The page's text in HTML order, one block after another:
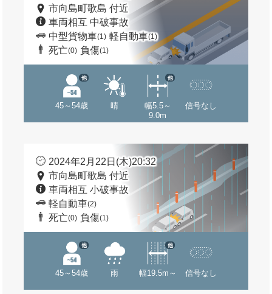
市向島町歌島 付近
車両相互 中破事故
中型貨物車(1) 軽自動車(1)
死亡(0) 負傷(1)
45～54歳
他
晴
幅5.5～
9.0m
他
信号なし
2024年2月22日(木)20:32
市向島町歌島 付近
車両相互 小破事故
軽自動車(2)
死亡(0) 負傷(1)
45～54歳
他
雨 幅19.5m～
他
信号なし